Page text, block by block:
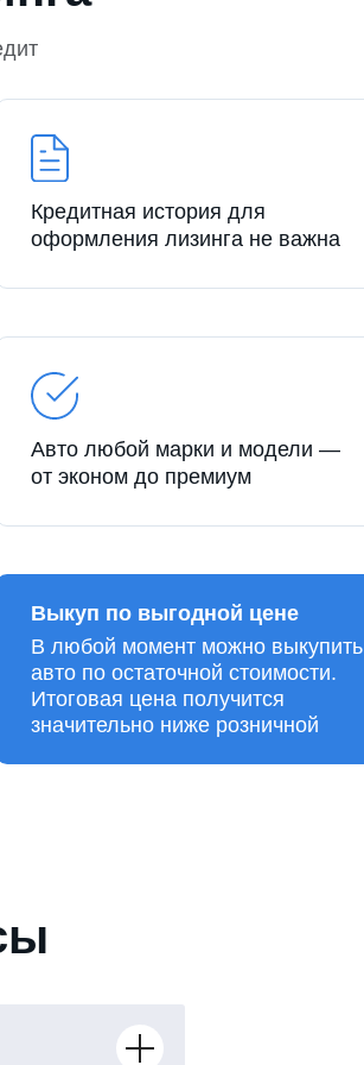
Кредитная история для
оформления лизинга не важна
Авто любой марки и модели —
от эконом до премиум
В любой момент можно выкупить
авто по остаточной стоимости.
Итоговая цена получится
значительно ниже розничной
Выкуп по выгодной цене